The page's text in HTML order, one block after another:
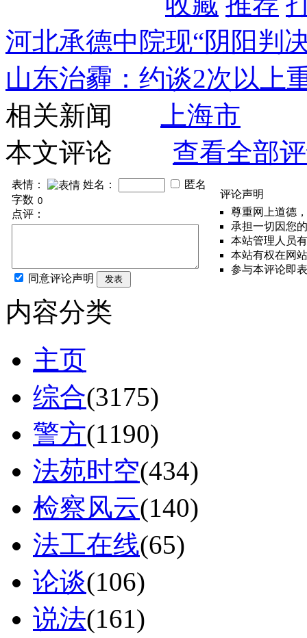
河北承德中院现“阴阳判
山东治霾：约谈2次以上
相关新闻
上海市
本文评论
查看全部
表情： 姓名：
匿名
字数
点评：
同意评论声明 发表
评论声明
尊重网上道德
承担一切因您
本站管理人员
本站有权在网
参与本评论即
内容分类
主页
综合(3175)
警方(1190)
法苑时空(434)
检察风云(140)
法工在线(65)
论谈(106)
说法(161)